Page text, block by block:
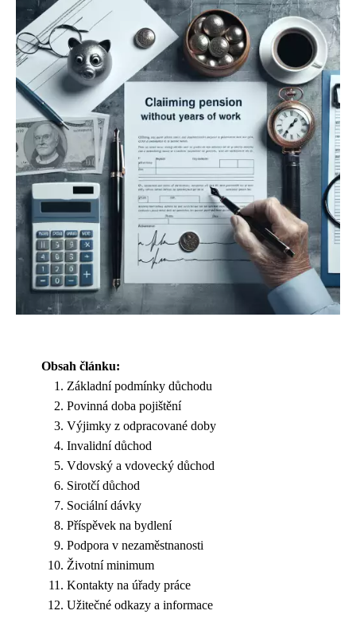
Obsah článku:
Základní podmínky důchodu
Povinná doba pojištění
Výjimky z odpracované doby
Invalidní důchod
Vdovský a vdovecký důchod
Sirotčí důchod
Sociální dávky
Příspěvek na bydlení
Podpora v nezaměstnanosti
Životní minimum
Kontakty na úřady práce
Užitečné odkazy a informace